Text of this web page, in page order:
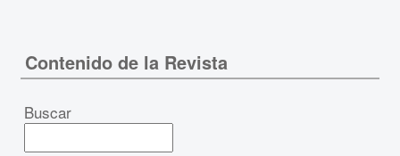
Contenido de la Revista
Buscar